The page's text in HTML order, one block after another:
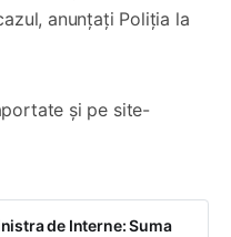
anunțați Poliția la
și pe site-
de Interne: Suma